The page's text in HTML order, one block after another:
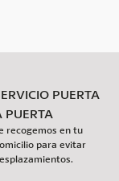
PUERTA
PUERTA
recogemos en tu
para evitar